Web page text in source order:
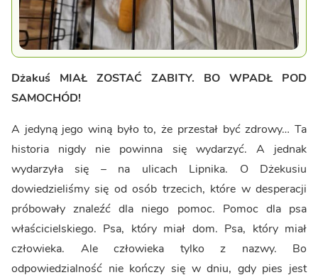
Dżakuś MIAŁ ZOSTAĆ ZABITY. BO WPADŁ POD
SAMOCHÓD!
A jedyną jego winą było to, że przestał być zdrowy… Ta
historia nigdy nie powinna się wydarzyć. A jednak
wydarzyła się – na ulicach Lipnika. O Dżekusiu
dowiedzieliśmy się od osób trzecich, które w desperacji
próbowały znaleźć dla niego pomoc. Pomoc dla psa
właścicielskiego. Psa, który miał dom. Psa, który miał
człowieka. Ale człowieka tylko z nazwy. Bo
odpowiedzialność nie kończy się w dniu, gdy pies jest